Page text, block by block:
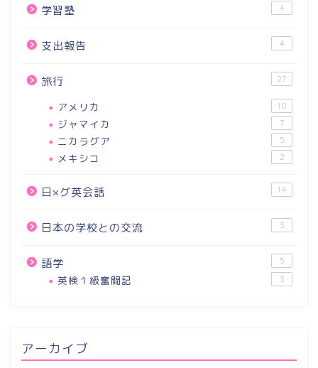
学習塾 4
支出報告 4
旅行 27
アメリカ 10
ジャマイカ 7
ニカラグア 5
メキシコ 2
日×グ英会話 14
日本の学校との交流 3
語学 5
英検１級奮闘記 3
アーカイブ